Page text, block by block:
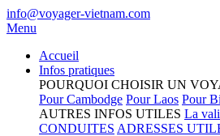
info@voyager-vietnam.com
Menu
Accueil
Infos pratiques
POURQUOI CHOISIR UN
Pour Cambodge Pour Laos Pour
AUTRES INFOS UTILES La
CONDUITES ADRESSES